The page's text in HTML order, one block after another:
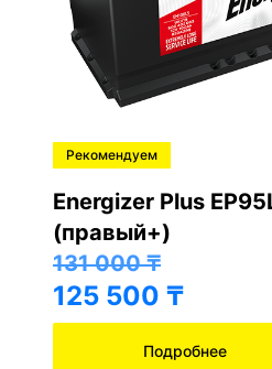
Рекомендуем
Energizer Plus
(правый+)
131 000₸
125 500 ₸
Подробнее